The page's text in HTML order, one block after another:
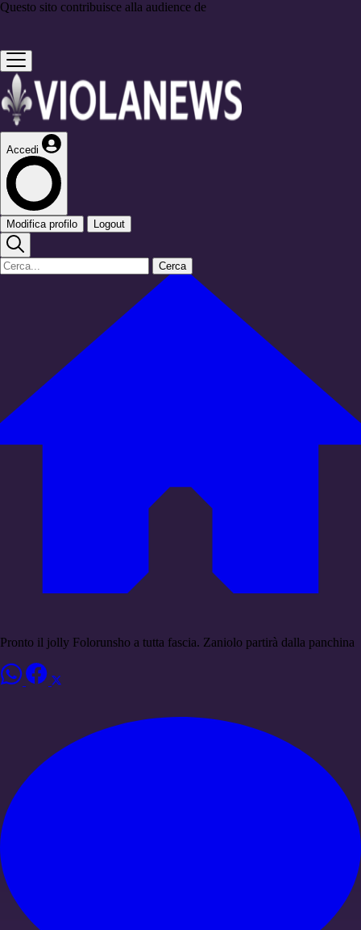
Questo sito contribuisce alla audience de
Accedi
Modifica profilo Logout
Cerca
Pronto il jolly Folorunsho a tutta fascia. Zaniolo partirà dalla panchina